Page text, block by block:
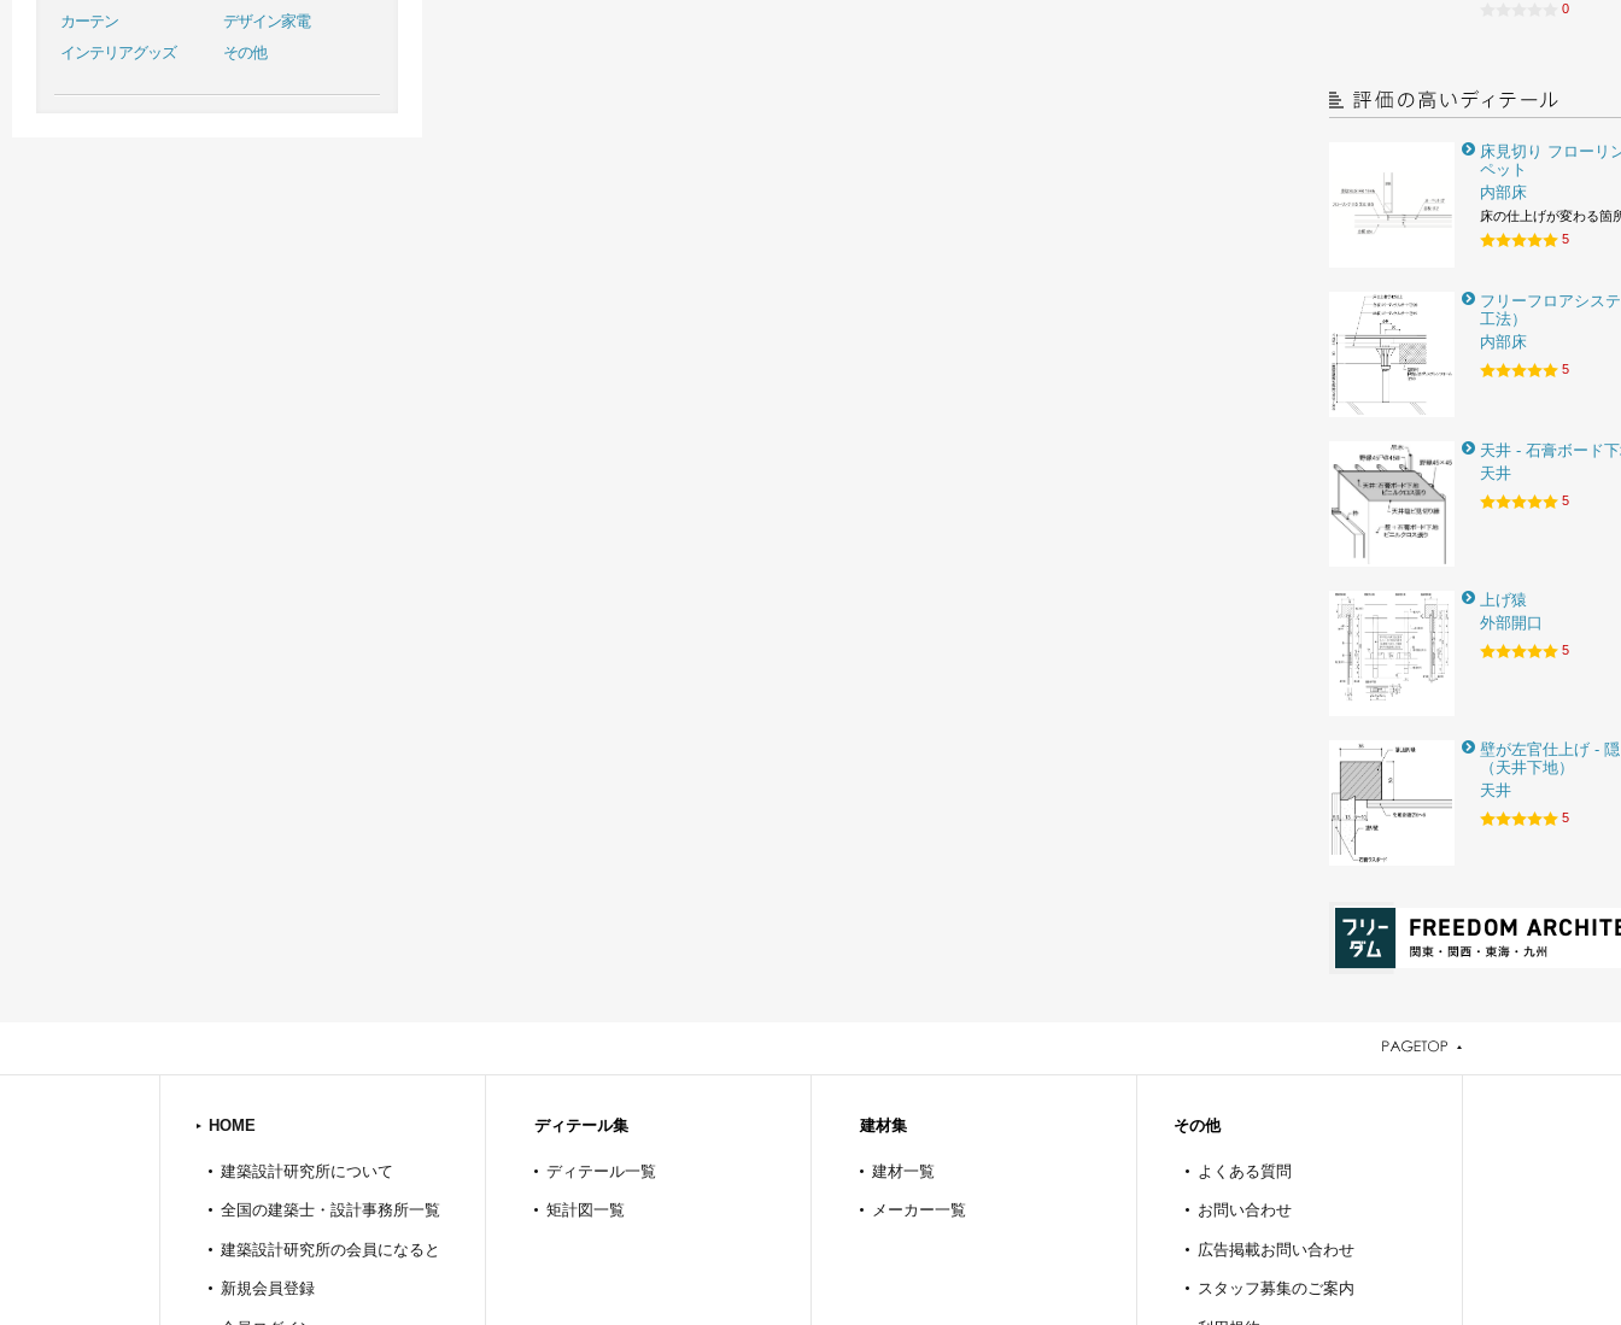
カーテン
デザイン家電
インテリアグッズ
その他
0
床見切り フローリ
ペット
内部床
床の仕上げが変わる箇
5
フリーフロアシス
工法）
内部床
5
天井 - 石膏ボード
天井
5
上げ猿
外部開口
5
壁が左官仕上げ -
（天井下地）
天井
5
HOME
建築設計研究所について
全国の建築士・設計事務所一覧
建築設計研究所の会員になると
新規会員登録
ディテール集
ディテール一覧
矩計図一覧
建材集
建材一覧
メーカー一覧
その他
よくある質問
お問い合わせ
広告掲載お問い合わせ
スタッフ募集のご案内